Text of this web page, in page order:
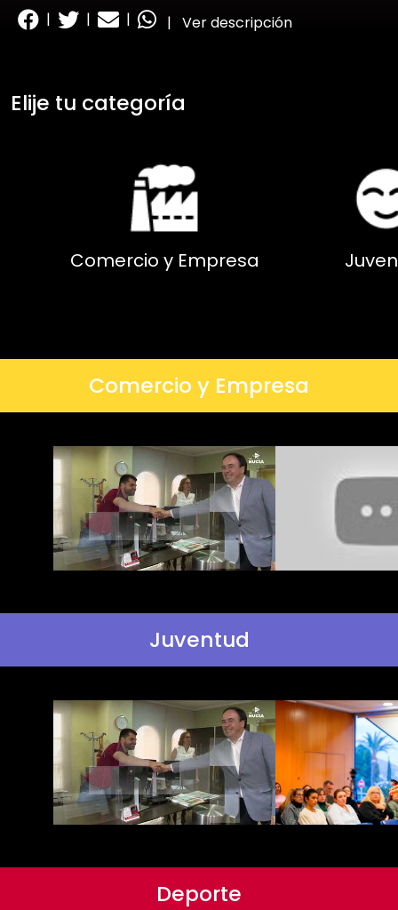
| | | | Ver descripción
Elije tu categoría
Comercio y Empresa
Comercio y Empresa
Juventud
Deporte